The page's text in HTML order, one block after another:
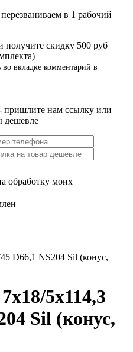
в 1 рабочий
получите скидку 500 руб
вкладке комментарий в
пришлите нам ссылку или
дешевле
обработку моих
D66,1 NS204 Sil (конус,
5x114,3
Sil (конус,